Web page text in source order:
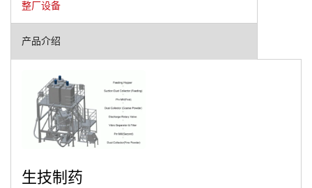
整厂设备
产品介绍
生技制药